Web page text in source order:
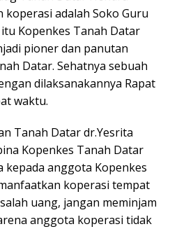
koperasi adalah Soko Guru
Kopenkes Tanah Datar
pioner dan panutan
Datar. Sehatnya sebuah
dilaksanakannya Rapat
waktu.
Tanah Datar dr.Yesrita
Kopenkes Tanah Datar
kepada anggota Kopenkes
koperasi tempat
uang, jangan meminjam
anggota koperasi tidak